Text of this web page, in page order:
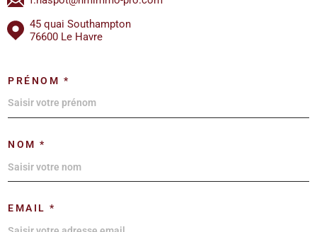
45 quai Southampton
76600 Le Havre
PRÉNOM *
NOM *
EMAIL *